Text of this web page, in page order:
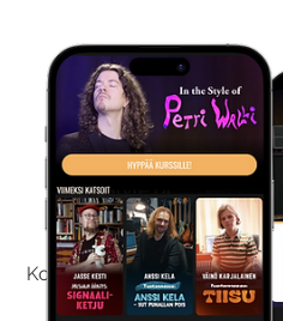
Kokeile
Kokeilemalla ilmaiseksi
viikon